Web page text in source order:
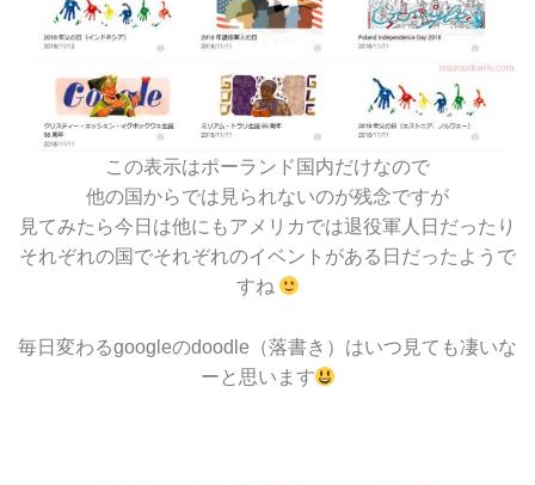
この表示はポーランド国内だけなので
他の国からでは見られないのが残念ですが
見てみたら今日は他にもアメリカでは退役軍人日だったり
それぞれの国でそれぞれのイベントがある日だったようで
すね
毎日変わるgoogleのdoodle（落書き）はいつ見ても凄いな
ーと思います